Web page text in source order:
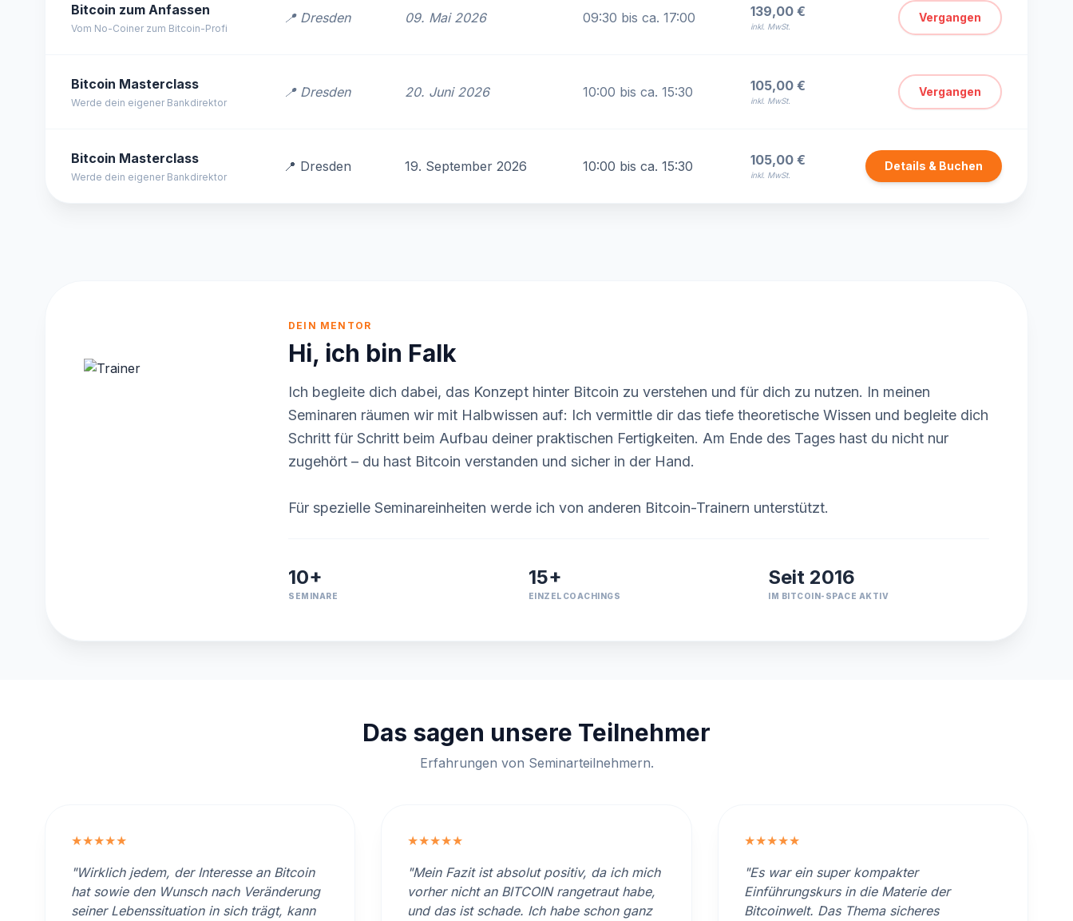
Bitcoin zum Anfassen
Vom No-Coiner zum Bitcoin-Profi
📍 Dresden 09. Mai 2026 09:30 bis ca. 17:00 139,00 €
inkl. MwSt.
Vergangen
Bitcoin Masterclass
Werde dein eigener Bankdirektor
📍 Dresden 20. Juni 2026 10:00 bis ca. 15:30 105,00 €
inkl. MwSt.
Vergangen
Bitcoin Masterclass
Werde dein eigener Bankdirektor
📍 Dresden 19. September 2026 10:00 bis ca. 15:30 105,00 €
inkl. MwSt.
Details & Buchen
DEIN MENTOR
Hi, ich bin Falk
Ich begleite dich dabei, das Konzept hinter Bitcoin zu verstehen und für dich zu nutzen. In meinen
Seminaren räumen wir mit Halbwissen auf: Ich vermittle dir das tiefe theoretische Wissen und begleite dich
Schritt für Schritt beim Aufbau deiner praktischen Fertigkeiten. Am Ende des Tages hast du nicht nur
zugehört – du hast Bitcoin verstanden und sicher in der Hand.
Für spezielle Seminareinheiten werde ich von anderen Bitcoin-Trainern unterstützt.
10+
SEMINARE
15+
EINZELCOACHINGS
Seit 2016
IM BITCOIN-SPACE AKTIV
Das sagen unsere Teilnehmer
Erfahrungen von Seminarteilnehmern.
★★★★★
"Wirklich jedem, der Interesse an Bitcoin
hat sowie den Wunsch nach Veränderung
seiner Lebenssituation in sich trägt, kann
★★★★★
"Mein Fazit ist absolut positiv, da ich mich
vorher nicht an BITCOIN rangetraut habe,
und das ist schade. Ich habe schon ganz
★★★★★
"Es war ein super kompakter
Einführungskurs in die Materie der
Bitcoinwelt. Das Thema sicheres